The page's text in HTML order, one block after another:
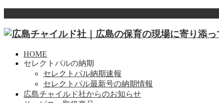
HOME
セレクトパルの納期
セレクトパル納期速報
セレクトパル最新号の納期情報
広島チャイルド社からのお知らせ